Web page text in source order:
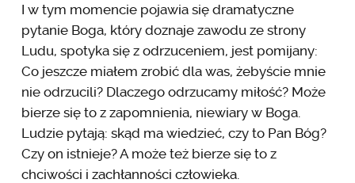
I w tym momencie pojawia się dramatyczne
pytanie Boga, który doznaje zawodu ze strony
Ludu, spotyka się z odrzuceniem, jest pomijany:
Co jeszcze miałem zrobić dla was, żebyście mnie
nie odrzucili? Dlaczego odrzucamy miłość? Może
bierze się to z zapomnienia, niewiary w Boga.
Ludzie pytają: skąd ma wiedzieć, czy to Pan Bóg?
Czy on istnieje? A może też bierze się to z
chciwości i zachłanności człowieka.